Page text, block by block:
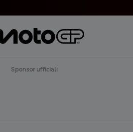
Sponsor ufficiali